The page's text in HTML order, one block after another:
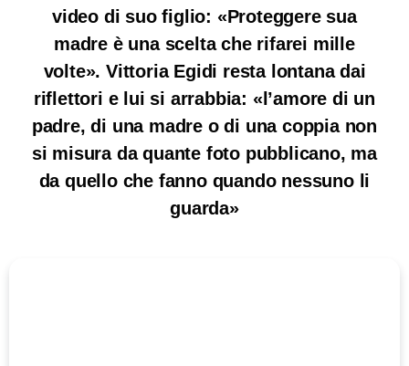
video di suo figlio: «Proteggere sua
madre è una scelta che rifarei mille
volte». Vittoria Egidi resta lontana dai
riflettori e lui si arrabbia: «l’amore di un
padre, di una madre o di una coppia non
si misura da quante foto pubblicano, ma
da quello che fanno quando nessuno li
guarda»